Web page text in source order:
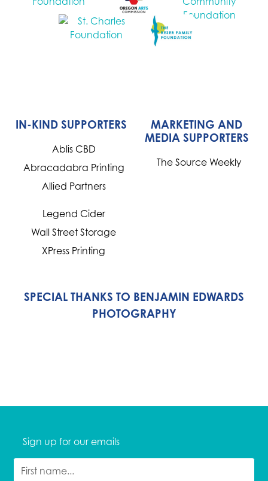
IN-KIND SUPPORTERS
Ablis CBD
Abracadabra Printing
Allied Partners
Legend Cider
Wall Street Storage
XPress Printing
MARKETING AND
MEDIA SUPPORTERS
The Source Weekly
SPECIAL THANKS TO BENJAMIN EDWARDS
PHOTOGRAPHY
Sign up for our emails